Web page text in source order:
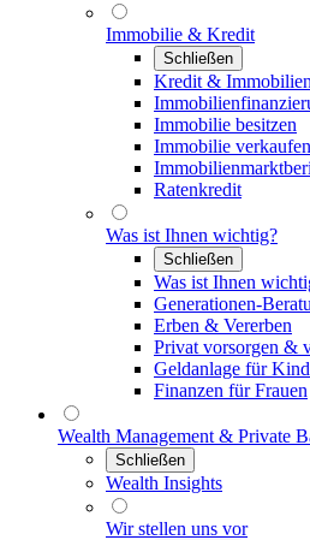
Immobilie & Kredit
Schließen
Kredit &
Immobilie besitzen
Immobilie verkaufen
Ratenkredit
Was ist Ihnen wichtig?
Schließen
Was ist Ihnen
Generationen-
Erben & Vererben
Privat vorsorgen &
Geldanlage für
Finanzen für Frauen
Wealth Management & Private
Schließen
Wealth Insights
Wir stellen uns vor